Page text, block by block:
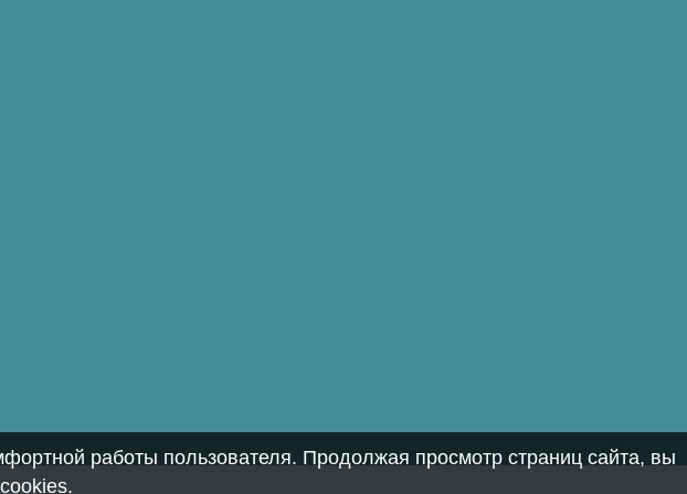
работы пользователя. Продолжая просмотр страниц сайта, вы
.